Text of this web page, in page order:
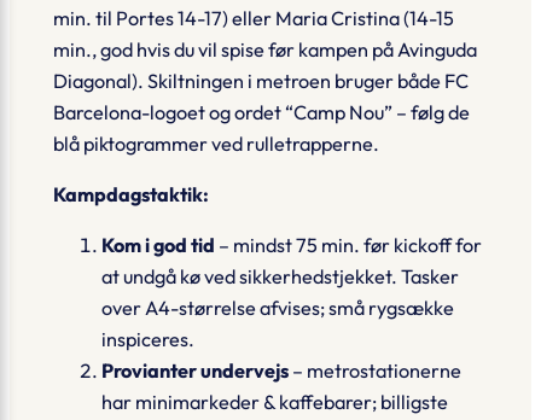
min. til Portes 14-17) eller Maria Cristina(14-15
min., god hvis du vil spise før kampen på Avinguda
Diagonal). Skiltningen i metroen bruger både FC
Barcelona-logoet og ordet “Camp Nou” – følg de
blå piktogrammer ved rulletrapperne.
Kampdagstaktik:
Kom i god tid – mindst 75 min. før kickoff for
at undgå kø ved sikkerhedstjekket. Tasker
over A4-størrelse afvises; små rygsække
inspiceres.
Provianter undervejs – metrostationerne
har minimarkeder & kaffebarer; billigste